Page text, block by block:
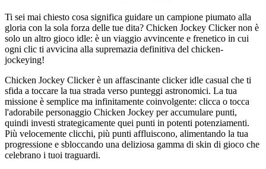
Ti sei mai chiesto cosa significa guidare un campione piumato alla
gloria con la sola forza delle tue dita? Chicken Jockey Clicker non è
solo un altro gioco idle: è un viaggio avvincente e frenetico in cui
ogni clic ti avvicina alla supremazia definitiva del chicken-
jockeying!
Chicken Jockey Clicker è un affascinante clicker idle casual che ti
sfida a toccare la tua strada verso punteggi astronomici. La tua
missione è semplice ma infinitamente coinvolgente: clicca o tocca
l'adorabile personaggio Chicken Jockey per accumulare punti,
quindi investi strategicamente quei punti in potenti potenziamenti.
Più velocemente clicchi, più punti affluiscono, alimentando la tua
progressione e sbloccando una deliziosa gamma di skin di gioco che
celebrano i tuoi traguardi.